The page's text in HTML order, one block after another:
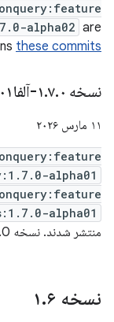
alpha02 are
these commits
نسخه ۱ .۷.۰-آلفا۰۱
۱۱ مارس ۲۰۲۶
alpha01
alpha01
منتشر شدند. نسخه 1.7.0-alpha01 شامل
نسخه ۱ .۶